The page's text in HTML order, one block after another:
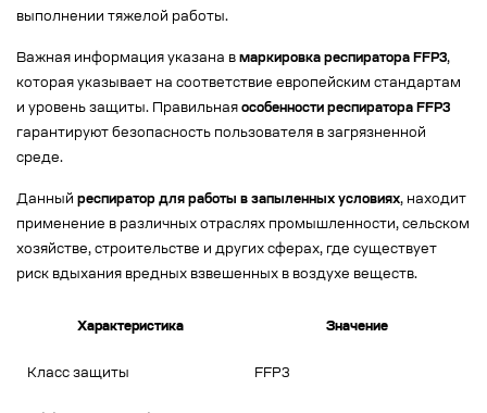
выполнении тяжелой работы.
Важная информация указана в маркировка респиратора FFP3,
которая указывает на соответствие европейским стандартам
и уровень защиты. Правильная особенности респиратора FFP3
гарантируют безопасность пользователя в загрязненной
среде.
Данный респиратор для работы в запыленных условиях, находит
применение в различных отраслях промышленности, сельском
хозяйстве, строительстве и других сферах, где существует
риск вдыхания вредных взвешенных в воздухе веществ.
Характеристика Значение
Класс защиты FFP3